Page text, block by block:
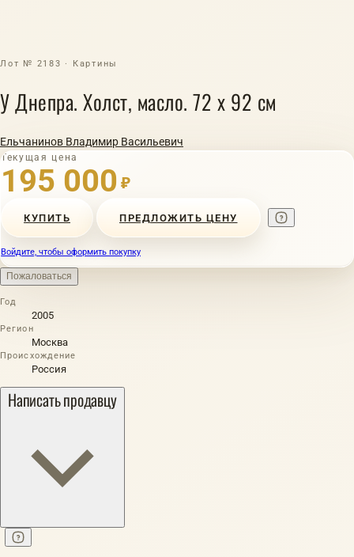
Лот № 2183 · Картины
У Днепра. Холст, масло. 72 х 92 см
Ельчанинов Владимир Васильевич
Текущая цена
195 000 ₽
КУПИТЬ ПРЕДЛОЖИТЬ ЦЕНУ
Войдите, чтобы оформить покупку
Пожаловаться
Год
2005
Регион
Москва
Происхождение
Россия
Написать продавцу